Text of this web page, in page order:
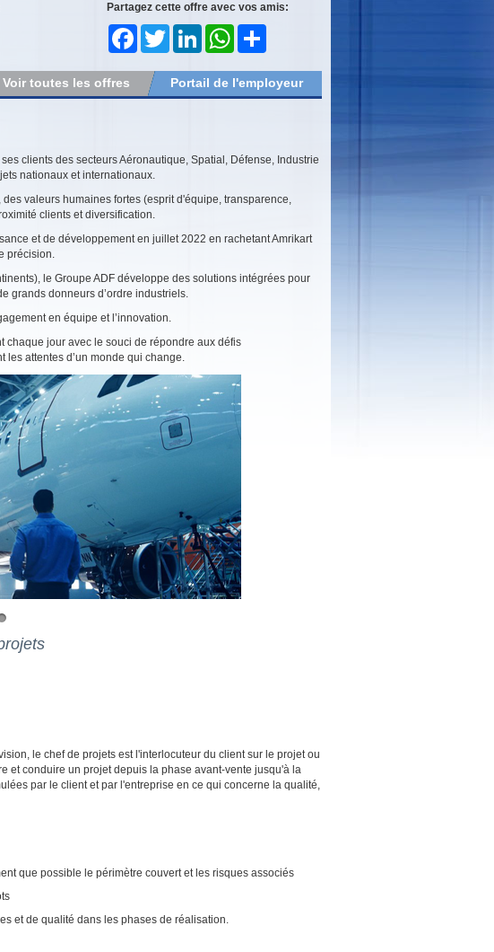
Partagez cette offre avec vos amis:
FacebookTwitter LinkedIn WhatsApp
Portail de l'employeur
Voir toutes les offres
clients des secteurs Aéronautique, Spatial, Défense, Industrie
nationaux et internationaux.
valeurs humaines fortes (esprit d'équipe, transparence,
clients et diversification.
et de développement en juillet 2022 en rachetant Amrikart
précision.
le Groupe ADF développe des solutions intégrées pour
grands donneurs d’ordre industriels.
en équipe et l’innovation.
chaque jour avec le souci de répondre aux défis
attentes d’un monde qui change.
le chef de projets est l'interlocuteur du client sur le projet ou
et conduire un projet depuis la phase avant-vente jusqu'à la
par le client et par l'entreprise en ce qui concerne la qualité,
que possible le périmètre couvert et les risques associés
et de qualité dans les phases de réalisation.
convaincre les clients.